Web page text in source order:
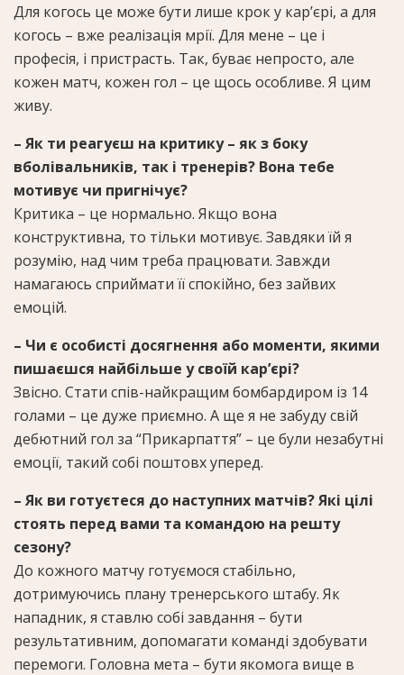
Для когось це може бути лише крок у кар’єрі, а для
когось – вже реалізація мрії. Для мене – це і
професія, і пристрасть. Так, буває непросто, але
кожен матч, кожен гол – це щось особливе. Я цим
живу.
– Як ти реагуєш на критику – як з боку
вболівальників, так і тренерів? Вона тебе
мотивує чи пригнічує?
Критика – це нормально. Якщо вона
конструктивна, то тільки мотивує. Завдяки їй я
розумію, над чим треба працювати. Завжди
намагаюсь сприймати її спокійно, без зайвих
емоцій.
– Чи є особисті досягнення або моменти, якими
пишаєшся найбільше у своїй кар’єрі?
Звісно. Стати спів-найкращим бомбардиром із 14
голами – це дуже приємно. А ще я не забуду свій
дебютний гол за “Прикарпаття” – це були незабутні
емоції, такий собі поштовх уперед.
– Як ви готуєтеся до наступних матчів? Які цілі
стоять перед вами та командою на решту
сезону?
До кожного матчу готуємося стабільно,
дотримуючись плану тренерського штабу. Як
нападник, я ставлю собі завдання – бути
результативним, допомагати команді здобувати
перемоги. Головна мета – бути якомога вище в